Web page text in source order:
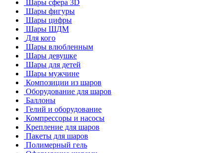
Шары сфера 3D
Шары фигуры
Шары цифры
Шары ШДМ
Для кого
Шары влюбленным
Шары девушке
Шары для детей
Шары мужчине
Композиции из шаров
Оборудование для шаров
Баллоны
Гелий и оборудование
Компрессоры и насосы
Крепление для шаров
Пакеты для шаров
Полимерный гель